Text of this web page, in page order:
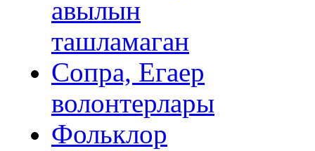
авылын
ташламаган
Сопра, Егаер
волонтерлары
Фольклор